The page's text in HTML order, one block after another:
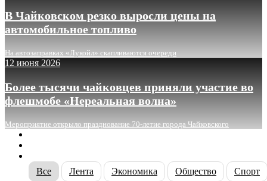
В Чайковском резко выросли цены на
автомобильное топливо
На автозаправках «Лукойл» скапливаются очереди
12 июня 2026
Более тысячи чайковцев приняли участие во
флешмобе «Нереальная волна»
Мероприятие открыло празднование 70-летие города Чайковского
Все
Лента Экономика Общество
Спорт